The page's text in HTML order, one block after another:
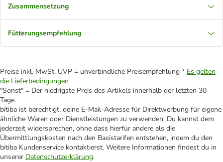
Zusammensetzung
Fütterungsempfehlung
Preise inkl. MwSt. UVP = unverbindliche Preisempfehlung * Es gelten
die Lieferbedingungen
"Sonst" = Der niedrigste Preis des Artikels innerhalb der letzten 30
Tage.
bitiba ist berechtigt, deine E-Mail-Adresse für Direktwerbung für eigene
ähnliche Waren oder Dienstleistungen zu verwenden. Du kannst dem
jederzeit widersprechen, ohne dass hierfür andere als die
Übermittlungskosten nach den Basistarifen entstehen, indem du den
bitiba Kundenservice kontaktierst. Weitere Informationen findest du in
unserer Datenschutzerklärung.